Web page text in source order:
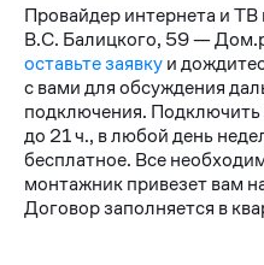
Провайдер интернета и
В.С. Балицкого, 59 —
оставьте заявкуи
с вами для обсуждения
подключения.
до 21 ч., в любой день
бесплатное. Все
монтажник привезет вам
Договор заполняется в